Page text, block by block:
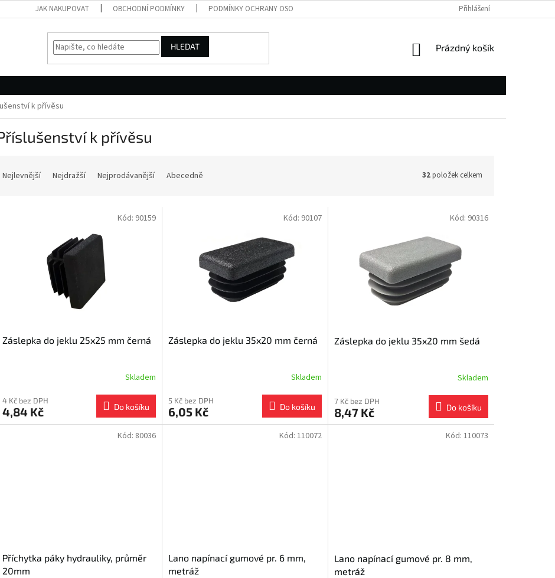
JAK NAKUPOVAT OBCHODNÍ PODMÍNKY PODMÍNKY OCHRANY OSOBNÍCH ÚDAJŮ Přihlášení
HLEDAT
NÁKUPNÍ
Prázdný košík
k přívěsu
k přívěsu
Nejlevnější Nejdražší Nejprodávanější Abecedně 32položek celkem
Záslepka do jeklu 25x25 mm černá
Skladem
4 Kč bez DPH
4,84 Kč Do košíku
Kód: 90159
Záslepka do jeklu 35x20 mm černá
Skladem
5 Kč bez DPH
6,05 Kč Do košíku
Kód: 90107
Záslepka do jeklu 35x20 mm šedá
Skladem
7 Kč bez DPH
8,47 Kč Do košíku
Kód: 90316
Příchytka páky hydrauliky, průměr
20mm
Kód: 80036
Lano napínací gumové pr. 6 mm,
metráž
Kód: 110072
Lano napínací gumové pr. 8 mm,
metráž
Kód: 110073